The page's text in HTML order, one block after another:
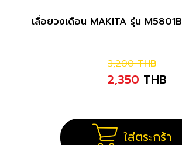
เลื่อยวงเดือน MAKITA รุ่น
3,200 THB
2,350 THB
ใส่ตระกร้า